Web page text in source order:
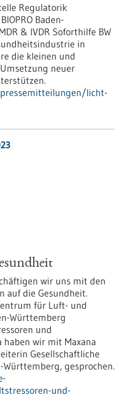
Regulatorik
Baden-
& IVDR Soforthilfe BW
in
die kleinen und
neuer
licht-
wir uns mit den
auf die Gesundheit.
für Luft- und
Württemberg
und
haben wir mit Maxana
Gesellschaftliche
gesprochen.
und-